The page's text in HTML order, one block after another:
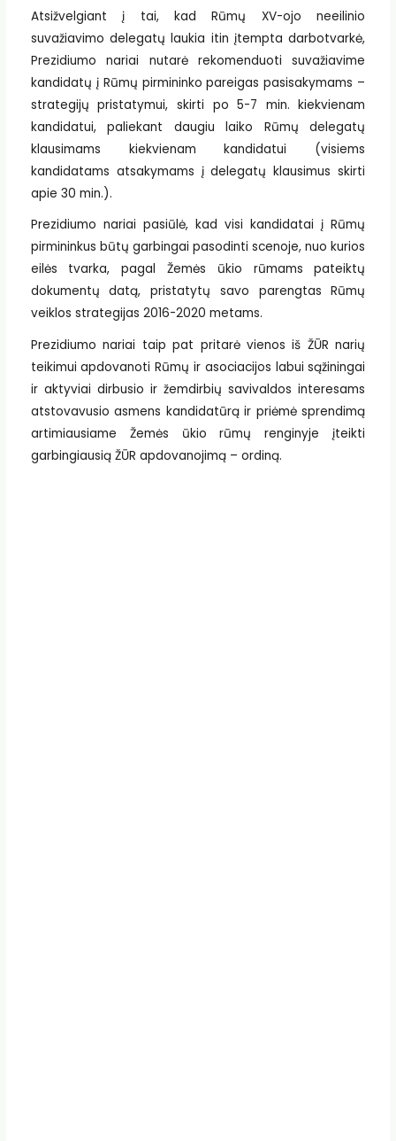
Atsižvelgiant į tai, kad Rūmų XV-ojo neeilinio
suvažiavimo delegatų laukia itin įtempta darbotvarkė,
Prezidiumo nariai nutarė rekomenduoti suvažiavime
kandidatų į Rūmų pirmininko pareigas pasisakymams –
strategijų pristatymui, skirti po 5-7 min. kiekvienam
kandidatui, paliekant daugiu laiko Rūmų delegatų
klausimams kiekvienam kandidatui (visiems
kandidatams atsakymams į delegatų klausimus skirti
apie 30 min.).
Prezidiumo nariai pasiūlė, kad visi kandidatai į Rūmų
pirmininkus būtų garbingai pasodinti scenoje, nuo kurios
eilės tvarka, pagal Žemės ūkio rūmams pateiktų
dokumentų datą, pristatytų savo parengtas Rūmų
veiklos strategijas 2016-2020 metams.
Prezidiumo nariai taip pat pritarė vienos iš ŽŪR narių
teikimui apdovanoti Rūmų ir asociacijos labui sąžiningai
ir aktyviai dirbusio ir žemdirbių savivaldos interesams
atstovavusio asmens kandidatūrą ir priėmė sprendimą
artimiausiame Žemės ūkio rūmų renginyje įteikti
garbingiausią ŽŪR apdovanojimą – ordiną.